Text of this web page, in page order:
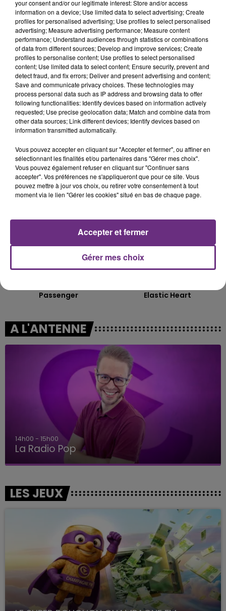
fermer ses portes.
TITRES DIFFUSÉS
1h12
1h12
BENSON BOONE
Mystical Magical
1h09
1h09
ADELE CASTILLON
Ete Avec Toi
1h06
1h06
Passenger
1h03
1h03
Elastic Heart
A L'ANTENNE
14h00 - 15h00
La Radio Pop
LES JEUX
your consent and/or our legitimate interest: Store and/or access
information on a device; Use limited data to select advertising; Create
profiles for personalised advertising; Use profiles to select personalised
advertising; Measure advertising performance; Measure content
performance; Understand audiences through statistics or combinations
of data from different sources; Develop and improve services; Create
profiles to personalise content; Use profiles to select personalised
content; Use limited data to select content; Ensure security, prevent and
detect fraud, and fix errors; Deliver and present advertising and content;
Save and communicate privacy choices. These technologies may
process personal data such as IP address and browsing data to offer
following functionalities: Identify devices based on information actively
requested; Use precise geolocation data; Match and combine data from
other data sources; Link different devices; Identify devices based on
information transmitted automatically.
Vous pouvez accepter en cliquant sur "Accepter et fermer", ou affiner en
sélectionnant les finalités et/ou partenaires dans "Gérer mes choix".
Vous pouvez également refuser en cliquant sur "Continuer sans
accepter". Vos préférences ne s'appliqueront que pour ce site. Vous
pouvez mettre à jour vos choix, ou retirer votre consentement à tout
moment via le lien "Gérer les cookies" situé en bas de chaque page.
Gérer mes choix
Accepter et fermer